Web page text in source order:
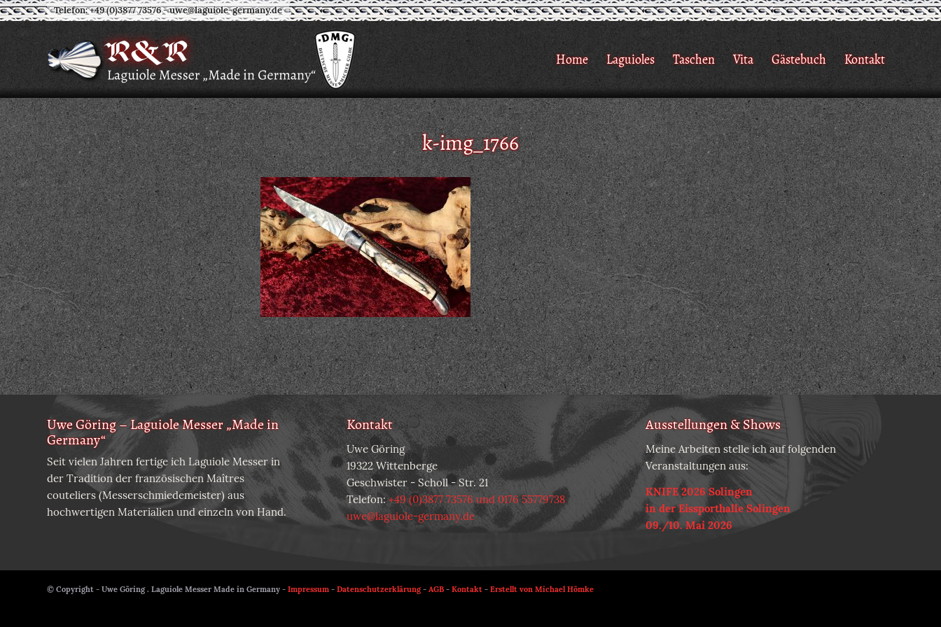
Telefon: +49 (0)3877 73576-uwe@laguiole-germany.de
Home Laguioles Taschen Vita Gästebuch Kontakt
k-img_1766
Uwe Göring – Laguiole Messer „Made in
Germany“
Seit vielen Jahren fertige ich Laguiole Messer in
der Tradition der französischen Maîtres
couteliers (Messerschmiedemeister) aus
hochwertigen Materialien und einzeln von Hand.
Kontakt
Uwe Göring
19322 Wittenberge
Geschwister - Scholl - Str. 21
Telefon:+49 (0)3877 73576 und 0176 55779738
uwe@laguiole-germany.de
Ausstellungen & Shows
Meine Arbeiten stelle ich auf folgenden
Veranstaltungen aus:
KNIFE 2026 Solingen
in der Eissporthalle Solingen
09./10. Mai 2026
© Copyright - Uwe Göring . Laguiole Messer Made in Germany - Impressum - Datenschutzerklärung- AGB - Kontakt - Erstellt von Michael Hömke